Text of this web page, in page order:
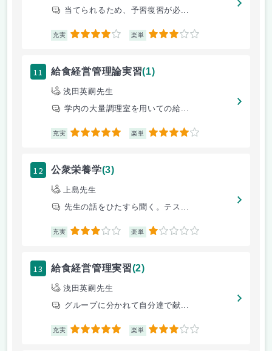
当てられるため、予習復習が必...
充実 4 楽単 3
11 給食経営管理論実習(1)
浅田英嗣先生
学内の大量調理室を用いての給...
充実 5 楽単 4
12 公衆栄養学(3)
上島先生
先生の話をひたすら聞く。テス...
充実 3 楽単 1
13 給食経営管理実習(2)
浅田英嗣先生
グループに分かれて自分達で献...
充実 5 楽単 3